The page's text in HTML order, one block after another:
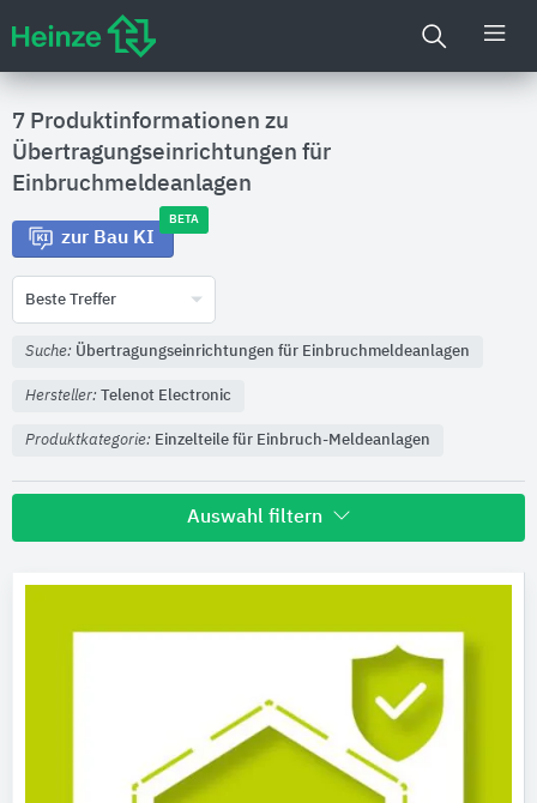
7 Produktinformationen zu
Übertragungseinrichtungen für
Einbruchmeldeanlagen
zur Bau KI
BETA
Beste Treffer
Suche: Übertragungseinrichtungen für Einbruchmeldeanlagen
Hersteller: Telenot Electronic
Produktkategorie: Einzelteile für Einbruch-Meldeanlagen
Auswahl filtern
Produktkategorie
Einzelteile für Einbruch-Meldeanlagen